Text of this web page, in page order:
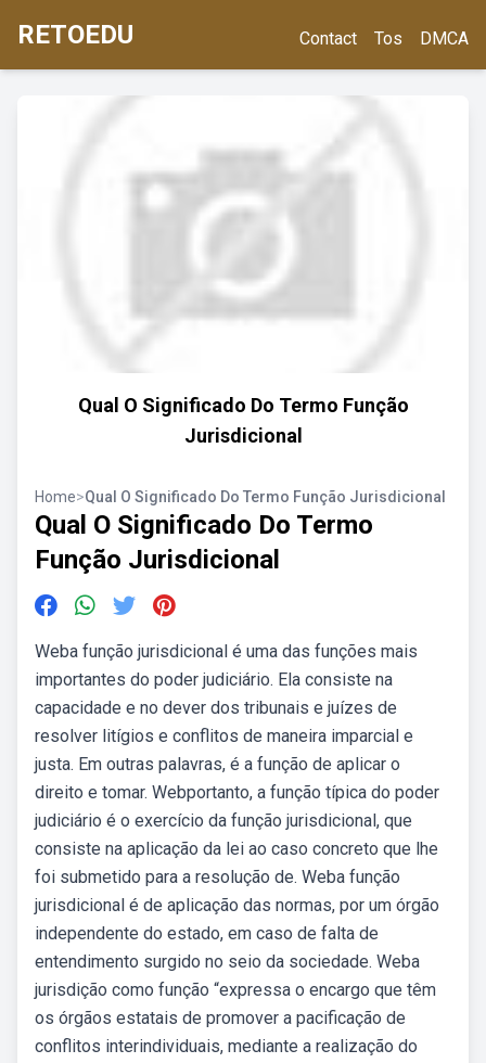
RETOEDU Contact Tos DMCA
Qual O Significado Do Termo Função
Jurisdicional
Home>Qual O Significado Do Termo Função Jurisdicional
Qual O Significado Do Termo
Função Jurisdicional
Weba função jurisdicional é uma das funções mais
importantes do poder judiciário. Ela consiste na
capacidade e no dever dos tribunais e juízes de
resolver litígios e conflitos de maneira imparcial e
justa. Em outras palavras, é a função de aplicar o
direito e tomar. Webportanto, a função típica do poder
judiciário é o exercício da função jurisdicional, que
consiste na aplicação da lei ao caso concreto que lhe
foi submetido para a resolução de. Weba função
jurisdicional é de aplicação das normas, por um órgão
independente do estado, em caso de falta de
entendimento surgido no seio da sociedade. Weba
jurisdição como função “expressa o encargo que têm
os órgãos estatais de promover a pacificação de
conflitos interindividuais, mediante a realização do